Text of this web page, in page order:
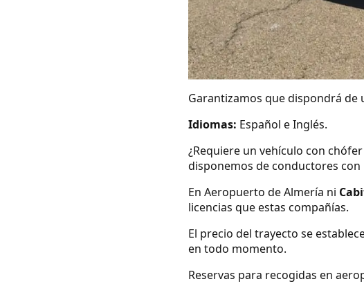
Garantizamos que dispondrá de
Idiomas: Español e Inglés.
¿Requiere un vehículo con
disponemos de conductores con
En Aeropuerto de Almería ni
licencias que estas compañías.
El precio del trayecto se
en todo momento.
Reservas para recogidas en